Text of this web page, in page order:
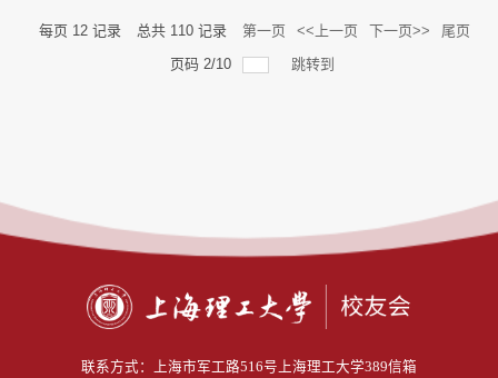
每页 12 记录 总共 110 记录 第一页 <<上一页 下一页>>
尾页
页码 2/10 跳转到
联系方式：
上海市军工路516号上海理工大学389信箱